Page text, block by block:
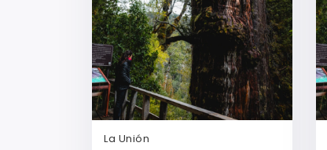
La Unión